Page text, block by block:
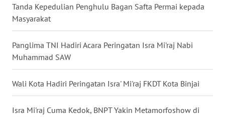
Tanda Kepedulian Penghulu Bagan Safta Permai kepada
Masyarakat
Panglima TNI Hadiri Acara Peringatan Isra Mi'raj Nabi
Muhammad SAW
Wali Kota Hadiri Peringatan Isra' Mi'raj FKDT Kota Binjai
Isra Mi'raj Cuma Kedok, BNPT Yakin Metamorfoshow di
WN
TOBA
WN
NIAS
WN